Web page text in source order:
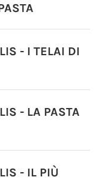
- I TELAI DI
- LA PASTA
- IL PIÙ